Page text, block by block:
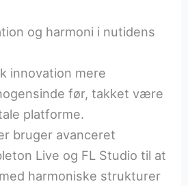
og harmoni i nutidens
innovation mere
før, takket være
platforme.
bruger avanceret
Live og FL Studio til at
harmoniske strukturer